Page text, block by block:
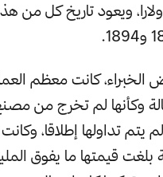
ويعود تاريخ كل من
الخبراء، كانت معظم
وكأنها لم تخرج من
يتم تداولها إطلاقا،
بلغت قيمتها ما يفوق